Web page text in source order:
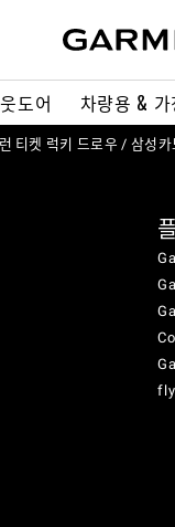
도어 차량용 & 가
티켓 럭키 드로우 / 삼성